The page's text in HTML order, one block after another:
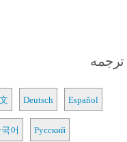
ترجمه
Deutsch Español
어 Русский